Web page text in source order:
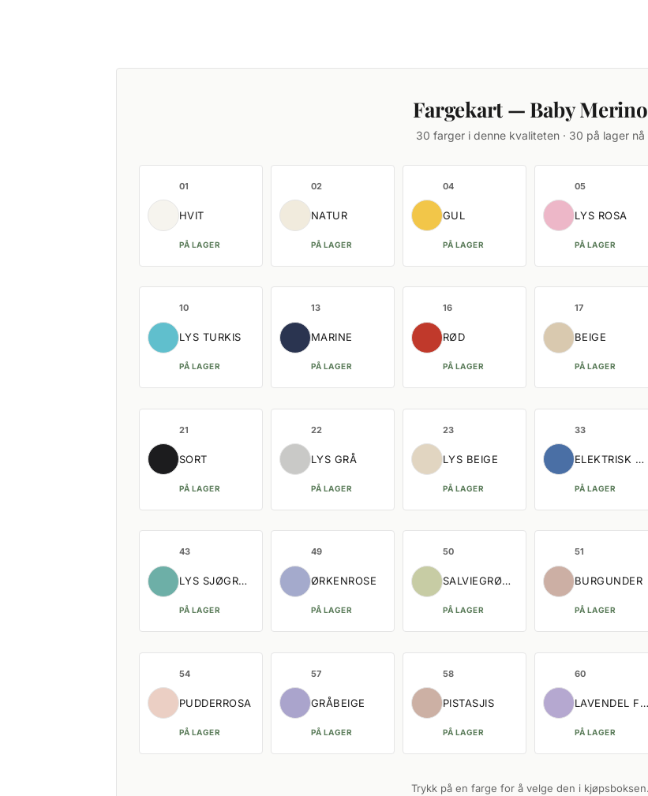
Fargekart — Baby Merino
30 farger i denne kvaliteten · 30 på lager nå
01
HVIT
PÅ LAGER
02
NATUR
PÅ LAGER
04
GUL
PÅ LAGER
05
LYS ROSA
PÅ LAGER
10
LYS TURKIS
PÅ LAGER
13
MARINE
PÅ LAGER
16
RØD
PÅ LAGER
17
BEIGE
PÅ LAGER
21
SORT
PÅ LAGER
22
LYS GRÅ
PÅ LAGER
23
LYS BEIGE
PÅ LAGER
33
ELEKTRISK
PÅ LAGER
43
LYS SJØGRØNN
PÅ LAGER
49
ØRKENROSE
PÅ LAGER
50
SALVIEGRØNN
PÅ LAGER
51
BURGUNDER
PÅ LAGER
54
PUDDERROSA
PÅ LAGER
57
GRÅBEIGE
PÅ LAGER
58
PISTASJIS
PÅ LAGER
60
LAVENDEL
PÅ LAGER
Trykk på en farge for å velge den i kjøpsboksen.